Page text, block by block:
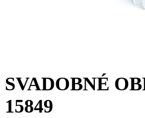
SVADOBNÉ
15849